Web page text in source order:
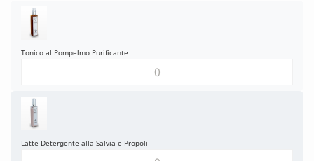
Tonico al Pompelmo Purificante
Latte Detergente alla Salvia e Propoli